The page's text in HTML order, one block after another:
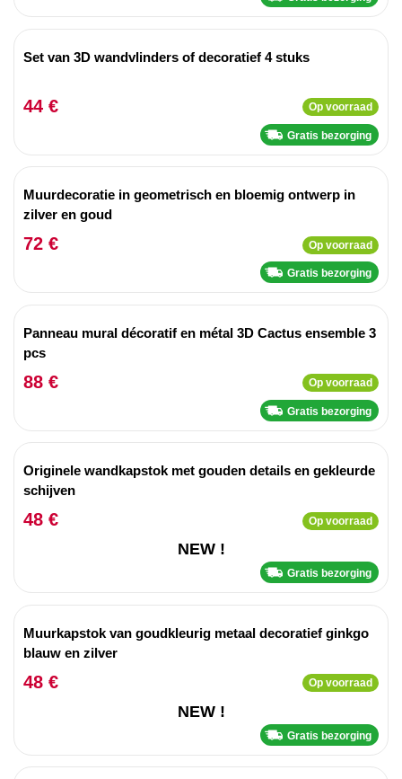
Set van 3D wandvlinders of decoratief 4 stuks
44 € Op voorraad
Gratis bezorging
Muurdecoratie in geometrisch en bloemig ontwerp in
zilver en goud
72 € Op voorraad
Gratis bezorging
Panneau mural décoratif en métal 3D Cactus ensemble 3
pcs
88 € Op voorraad
Gratis bezorging
Originele wandkapstok met gouden details en gekleurde
schijven
48 € Op voorraad
NEW !
Gratis bezorging
Muurkapstok van goudkleurig metaal decoratief ginkgo
blauw en zilver
48 € Op voorraad
NEW !
Gratis bezorging